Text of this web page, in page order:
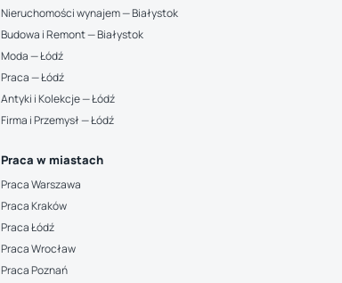
Nieruchomości wynajem — Białystok
Budowa i Remont — Białystok
Moda — Łódź
Praca — Łódź
Antyki i Kolekcje — Łódź
Firma i Przemysł — Łódź
Praca w miastach
Praca Warszawa
Praca Kraków
Praca Łódź
Praca Wrocław
Praca Poznań